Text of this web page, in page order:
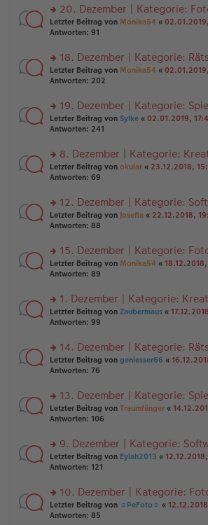
tr
a
g
e
n
er
tr
a
g
n
g
el
e
n
er
tr
a
g
rs
te
n
g
el
e
n
er
tr
a
g
20. Dezember | Kategorie:
Letzter Beitrag von Monika54 «
Antworten: 91
rs
te
n
g
el
e
n
er
tr
a
g
18. Dezember | Kategorie:
Letzter Beitrag von Monika54 «
Antworten: 202
rs
te
n
g
el
e
n
er
tr
a
g
19. Dezember | Kategorie:
Letzter Beitrag von Sylke « 02.01.2019,
Antworten: 241
rs
te
n
g
el
e
n
er
tr
a
g
8. Dezember | Kategorie:
Letzter Beitrag von okular « 23.12.2018,
Antworten: 69
rs
te
n
g
el
e
n
er
tr
a
g
12. Dezember | Kategorie:
Letzter Beitrag von Josefia « 22.12.2018,
Antworten: 88
rs
te
n
g
el
e
n
er
tr
a
g
15. Dezember | Kategorie:
Letzter Beitrag von Monika54 «
Antworten: 89
rs
te
n
g
el
e
n
er
tr
a
g
1. Dezember | Kategorie:
Letzter Beitrag von Zaubermaus «
Antworten: 99
rs
te
n
g
el
e
n
er
tr
a
g
14. Dezember | Kategorie:
Letzter Beitrag von geniesser66 «
Antworten: 76
rs
te
n
g
el
e
n
er
13. Dezember | Kategorie:
Letzter Beitrag von Traumfänger «
Antworten: 106
rs
te
n
g
el
9. Dezember | Kategorie:
Letzter Beitrag von Eylah2013 «
Antworten: 121
rs
te
10. Dezember | Kategorie:
Letzter Beitrag von ☼PeFoto☼ «
Antworten: 85